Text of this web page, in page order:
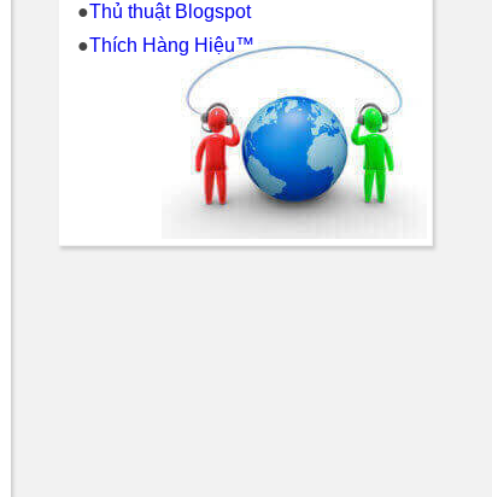
●Thủ thuật Blogspot
●Thích Hàng Hiệu™